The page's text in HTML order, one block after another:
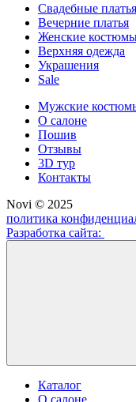
Свадебные платья
Вечерние платья
Женские
Верхняя одежда
Украшения
Sale
Мужские
О салоне
Пошив
Отзывы
3D тур
Контакты
Novi © 2025
политика
Разработка сайта:
Каталог
О салоне